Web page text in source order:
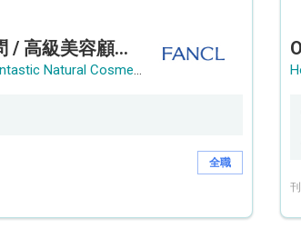
美容顧問 / 高級美容顧問 (Beauty Consultant / Senior Beauty Consultant)
FANCL (Fantastic Natural Cosmetics Limited)
全職